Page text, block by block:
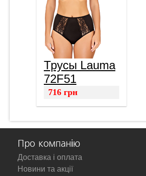
Трусы Lauma
72F51
716 грн
Про компанію
Доставка і оплата
Новини та акції